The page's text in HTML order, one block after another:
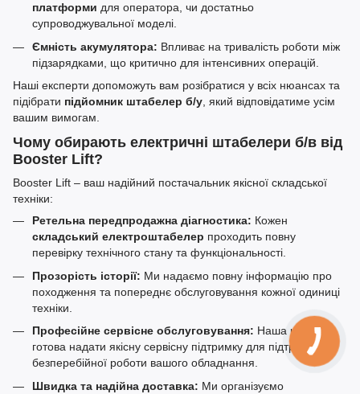
платформи для оператора, чи достатньо
супроводжувальної моделі.
Ємність акумулятора: Впливає на тривалість роботи між
підзарядками, що критично для інтенсивних операцій.
Наші експерти допоможуть вам розібратися у всіх нюансах та
підібрати підйомник штабелер б/у , який відповідатиме усім
вашим вимогам.
Чому обирають електричні штабелери б/в від
Booster Lift?
Booster Lift – ваш надійний постачальник якісної складської
техніки:
Ретельна передпродажна діагностика: Кожен
складський електроштабелер проходить повну
перевірку технічного стану та функціональності.
Прозорість історії: Ми надаємо повну інформацію про
походження та попереднє обслуговування кожної одиниці
техніки.
Професійне сервісне обслуговування: Наша команда
готова надати якісну сервісну підтримку для підтримки
безперебійної роботи вашого обладнання.
Швидка та надійна доставка: Ми організуємо